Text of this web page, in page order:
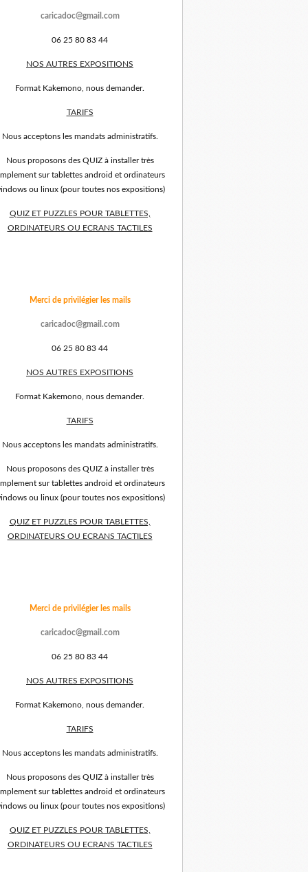
caricadoc@gmail.com
06 25 80 83 44
NOS AUTRES EXPOSITIONS
Format Kakemono, nous demander.
TARIFS
Nous acceptons les mandats administratifs.
Nous proposons des QUIZ à installer très
sur tablettes android et ordinateurs
ou linux (pour toutes nos expositions)
QUIZ ET PUZZLES POUR TABLETTES,
ORDINATEURS OU ECRANS TACTILES
Merci de privilégier les mails
caricadoc@gmail.com
06 25 80 83 44
NOS AUTRES EXPOSITIONS
Format Kakemono, nous demander.
TARIFS
Nous acceptons les mandats administratifs.
Nous proposons des QUIZ à installer très
sur tablettes android et ordinateurs
ou linux (pour toutes nos expositions)
QUIZ ET PUZZLES POUR TABLETTES,
ORDINATEURS OU ECRANS TACTILES
Merci de privilégier les mails
caricadoc@gmail.com
06 25 80 83 44
NOS AUTRES EXPOSITIONS
Format Kakemono, nous demander.
TARIFS
Nous acceptons les mandats administratifs.
Nous proposons des QUIZ à installer très
sur tablettes android et ordinateurs
ou linux (pour toutes nos expositions)
QUIZ ET PUZZLES POUR TABLETTES,
ORDINATEURS OU ECRANS TACTILES